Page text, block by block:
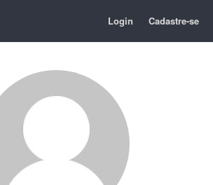
Login Cadastre-se